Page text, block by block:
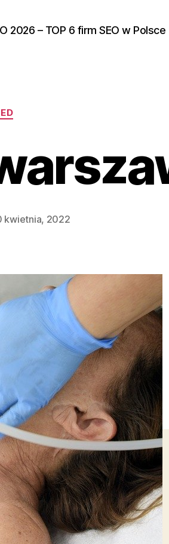
2026 – TOP 6 firm SEO w Polsce
kwietnia, 2022